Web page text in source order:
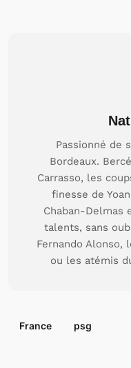
Passionné de
Bordeaux.
Carrasso, les
finesse de
Chaban-Delmas
talents, sans
Fernando Alonso,
ou les atémis
France psg